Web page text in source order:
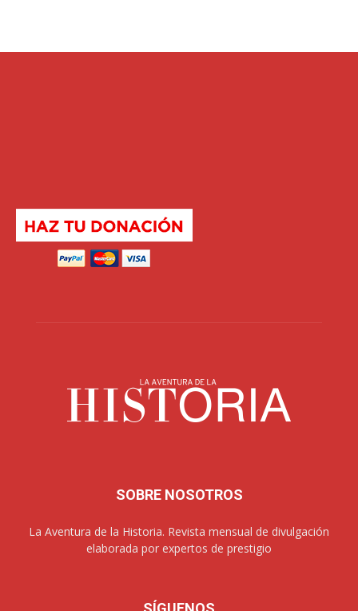
SOBRE NOSOTROS
La Aventura de la Historia. Revista mensual de divulgación
elaborada por expertos de prestigio